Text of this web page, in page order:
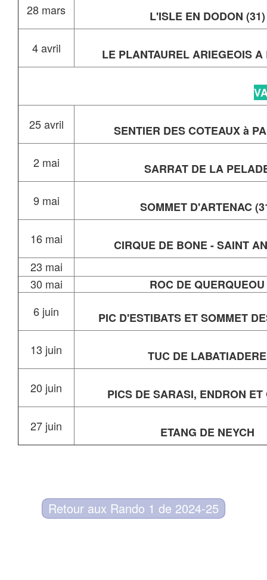
28 mars L'ISLE EN DODON (31)
4 avril LE PLANTAUREL ARIEGEOIS A
25 avril SENTIER DES COTEAUX à
2 mai SARRAT DE LA
9 mai SOMMET D'ARTENAC
16 mai
CIRQUE DE BONE - SAINT
23 mai
30 mai
ROC DE QUERQUEOU
6 juin
PIC D'ESTIBATS ET SOMMET
13 juin TUC DE LABATIADERE
20 juin PICS DE SARASI, ENDRON ET
27 juin ETANG DE NEYCH
Retour aux Rando 1 de 2024-25